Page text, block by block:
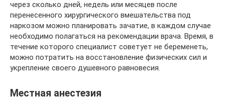
через сколько дней, недель или месяцев после
перенесенного хирургического вмешательства под
наркозом можно планировать зачатие, в каждом случае
необходимо полагаться на рекомендации врача. Время, в
течение которого специалист советует не беременеть,
можно потратить на восстановление физических сил и
укрепление своего душевного равновесия.
Местная анестезия